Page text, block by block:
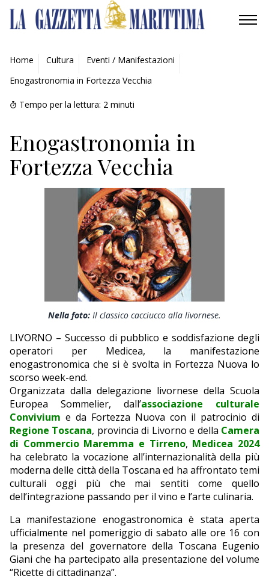
AMBIENTE
MOBILITÀ
INDUSTRIA
RICERCA
ECONOMIA
Home Cultura
Eventi / Manifestazioni
Enogastronomia in Fortezza Vecchia
Tempo per la lettura: 2 minuti
Enogastronomia in
Fortezza Vecchia
Nella foto: Il classico cacciucco alla livornese.
LIVORNO – Successo di pubblico e soddisfazione degli
operatori per Medicea, la manifestazione
enogastronomica che si è svolta in Fortezza Nuova lo
scorso week-end.
Organizzata dalla delegazione livornese della Scuola
Europea Sommelier, dall’associazione culturale
Convivium e da Fortezza Nuova con il patrocinio di
Regione Toscana, provincia di Livorno e della Camera
di Commercio Maremma e Tirreno, Medicea 2024
ha celebrato la vocazione all’internazionalità della più
moderna delle città della Toscana ed ha affrontato temi
culturali oggi più che mai sentiti come quello
dell’integrazione passando per il vino e l’arte culinaria.
La manifestazione enogastronomica è stata aperta
ufficialmente nel pomeriggio di sabato alle ore 16 con
la presenza del governatore della Toscana Eugenio
Giani che ha partecipato alla presentazione del volume
“Ricette di cittadinanza”.